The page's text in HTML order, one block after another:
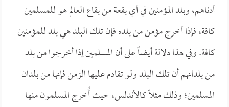
أدناهم، وبلد المؤمنين في أي بقعة من بقاع العالم هو للمسلمين
كافة، فإذا أخرج مؤمن من بلده فإن تلك البلد هي بلد للمؤمنين
كافة. وفي هذا دلالة أيضاً على أن المسلمين إذا أخرجوا من بلد
من بلدانهم أن تلك البلد ولو تقادم عليها الزمن فإنها من بلدان
المسلمين؛ وذلك مثلاً كالأندلس، حيث أُخرج المسلمون منها